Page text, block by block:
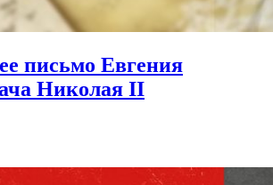
письмо Евгения
Николая II